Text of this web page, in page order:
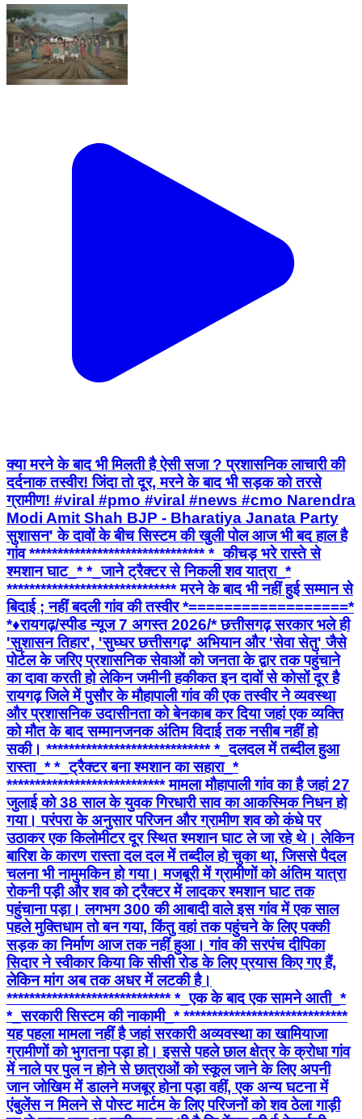
क्या मरने के बाद भी मिलती है ऐसी सजा ? प्रशासनिक लाचारी की
दर्दनाक तस्वीर! जिंदा तो दूर, मरने के बाद भी सड़क को तरसे
ग्रामीण! #viral #pmo #viral #news #cmo Narendra
Modi Amit Shah BJP - Bharatiya Janata Party
सुशासन' के दावों के बीच सिस्टम की खुली पोल आज भी बद हाल है
गांव ******************************* *_कीचड़ भरे रास्ते से
श्मशान घाट_* *_जाने ट्रैक्टर से निकली शव यात्रा_*
****************************** मरने के बाद भी नहीं हुई सम्मान से
बिदाई ; नहीं बदली गांव की तस्वीर *==================*
*♦रायगढ़/स्पीड न्यूज 7 अगस्त 2026/* छत्तीसगढ़ सरकार भले ही
'सुशासन तिहार', 'सुघ्घर छत्तीसगढ़' अभियान और 'सेवा सेतु' जैसे
पोर्टल के जरिए प्रशासनिक सेवाओं को जनता के द्वार तक पहुंचाने
का दावा करती हो लेकिन जमीनी हकीकत इन दावों से कोसों दूर है
रायगढ़ जिले में पुसौर के मौहापाली गांव की एक तस्वीर ने व्यवस्था
और प्रशासनिक उदासीनता को बेनकाब कर दिया जहां एक व्यक्ति
को मौत के बाद सम्मानजनक अंतिम विदाई तक नसीब नहीं हो
सकी। ***************************** *_​दलदल में तब्दील हुआ
रास्ता_* *_ट्रैक्टर बना श्मशान का सहारा_*
**************************** मामला मौहापाली गांव का है जहां 27
जुलाई को 38 साल के युवक गिरधारी साव का आकस्मिक निधन हो
गया। परंपरा के अनुसार परिजन और ग्रामीण शव को कंधे पर
उठाकर एक किलोमीटर दूर स्थित श्मशान घाट ले जा रहे थे। लेकिन
बारिश के कारण रास्ता दल दल में तब्दील हो चुका था, जिससे पैदल
चलना भी नामुमकिन हो गया। मजबूरी में ग्रामीणों को अंतिम यात्रा
रोकनी पड़ी और शव को ट्रैक्टर में लादकर श्मशान घाट तक
पहुंचाना पड़ा। लगभग 300 की आबादी वाले इस गांव में एक साल
पहले मुक्तिधाम तो बन गया, किंतु वहां तक पहुंचने के लिए पक्की
सड़क का निर्माण आज तक नहीं हुआ। गांव की सरपंच दीपिका
सिदार ने स्वीकार किया कि सीसी रोड के लिए प्रयास किए गए हैं,
लेकिन मांग अब तक अधर में लटकी है।
***************************** *_एक के बाद एक सामने आती_*
*_सरकारी सिस्टम की नाकामी_* *****************************
यह पहला मामला नहीं है जहां सरकारी अव्यवस्था का खामियाजा
ग्रामीणों को भुगतना पड़ा हो। इससे पहले छाल क्षेत्र के क्रोधा गांव
में नाले पर पुल न होने से छात्राओं को स्कूल जाने के लिए अपनी
जान जोखिम में डालने मजबूर होना पड़ा वहीं, एक अन्य घटना में
एंबुलेंस न मिलने से पोस्ट मार्टम के लिए परिजनों को शव ठेला गाड़ी